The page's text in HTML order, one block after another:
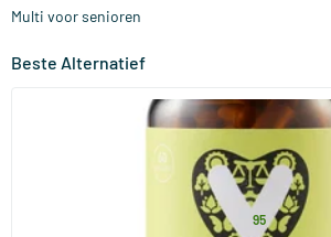
Multi voor senioren
Beste Alternatief
(23)
Multi Senior
60/​120
Vitaminstore
vanaf32 .95